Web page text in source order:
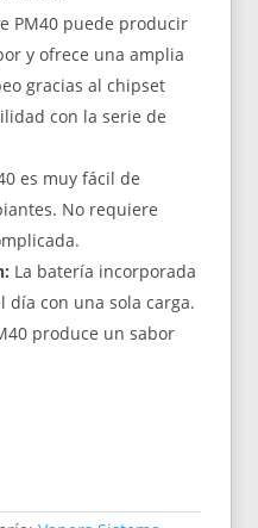
PM40 puede producir
y ofrece una amplia
gracias al chipset
con la serie de
es muy fácil de
No requiere
La batería incorporada
día con una sola carga.
produce un sabor